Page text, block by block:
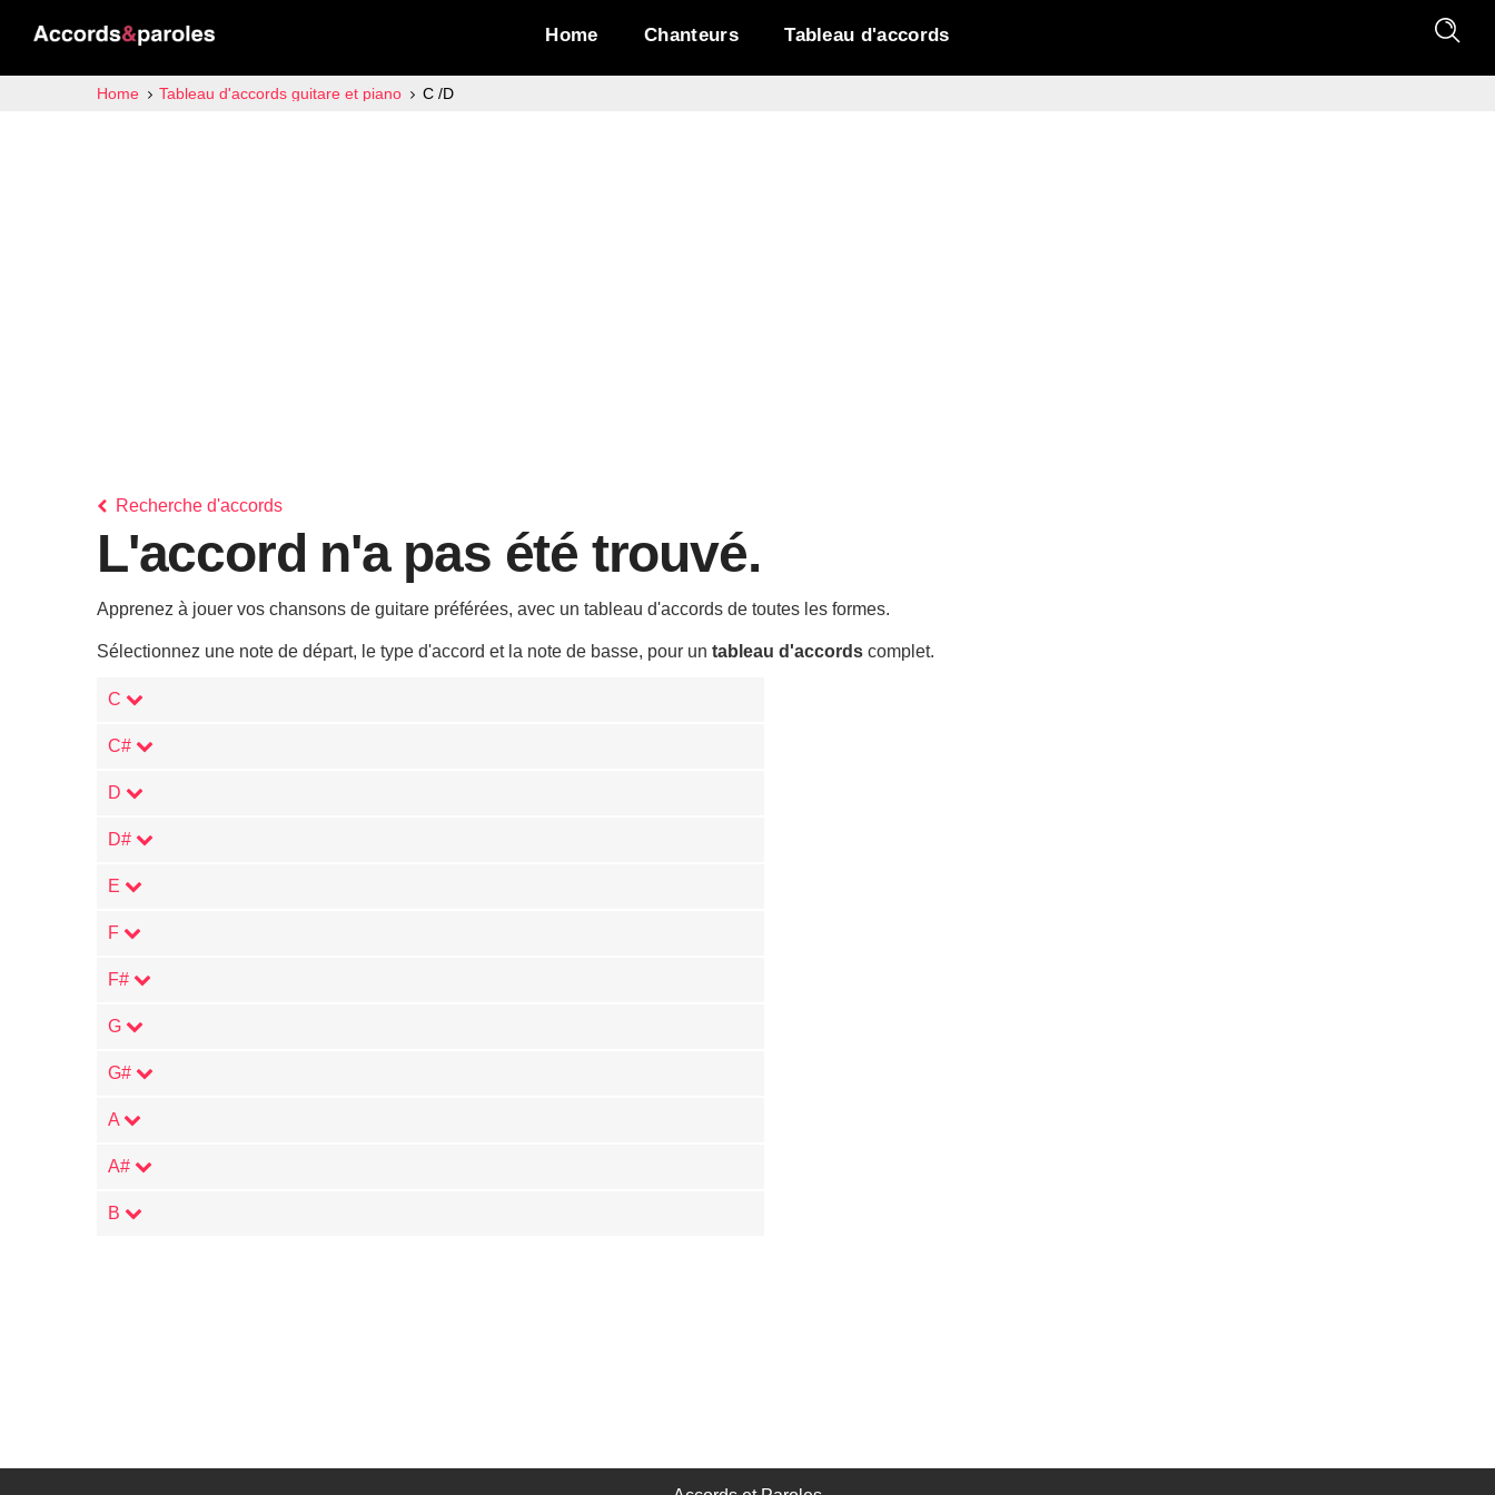
Home Chanteurs Tableau d'accords
Home Tableau d'accords guitare et piano C /D
Recherche d'accords
L'accord n'a pas été trouvé.
Apprenez à jouer vos chansons de guitare préférées, avec un tableau d'accords de toutes les formes.
Sélectionnez une note de départ, le type d'accord et la note de basse, pour un tableau d'accords complet.
C
C#
D
D#
E
F
F#
G
G#
A
A#
B